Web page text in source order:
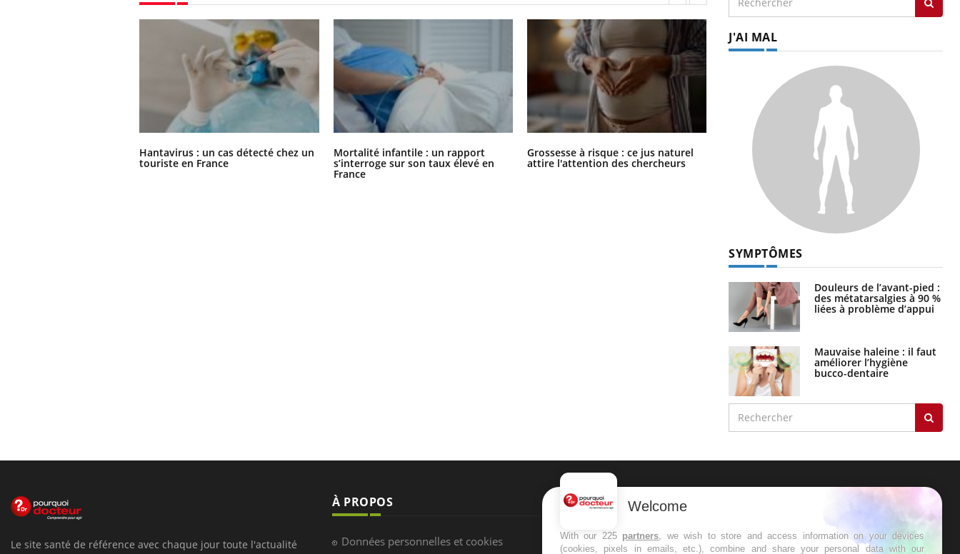
Hantavirus : un cas détecté chez un
touriste en France
Mortalité infantile : un rapport
s’interroge sur son taux élevé en
France
Grossesse à risque : ce jus naturel
attire l'attention des chercheurs
Comment oublier les écrans en
vacances ?
J'AI MAL
SYMPTÔMES
Douleurs de l’avant-pied :
des métatarsalgies à 90 %
liées à problème d’appui
Mauvaise haleine : il faut
améliorer l’hygiène
bucco-dentaire
Le site santé de référence avec chaque jour toute l'actualité
À PROPOS
Données personnelles et cookies
NEWSLETTER
Recevez toutes les semaines les meilleures
infos santé
Welcome
With our 225 partners, we wish to store and access information on your devices
(cookies, pixels in emails, etc.), combine and share your personal data with our